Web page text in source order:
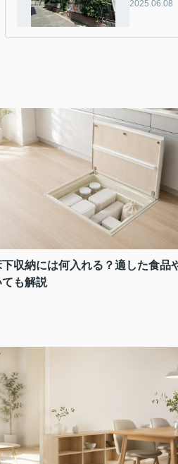
2025.06.08
収納には何入れる？適した食品
も解説